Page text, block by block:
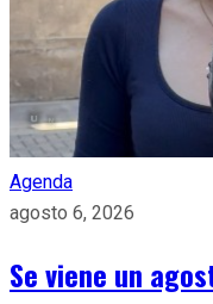
Agenda
agosto 6, 2026
Se viene un